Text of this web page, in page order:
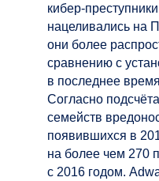
кибер-
нацеливались на
они более
сравнению с
в последнее
Согласно
семейств
появившихся в
на более чем 270
с 2016 годом.